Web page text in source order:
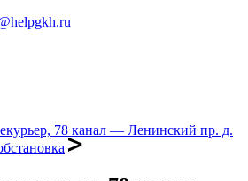
78 канал — Ленинский пр. д.